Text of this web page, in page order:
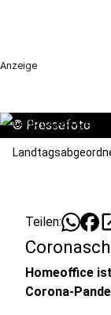
Anzeige
© Pressefoto
Teilen:
Homeoffice
Corona-